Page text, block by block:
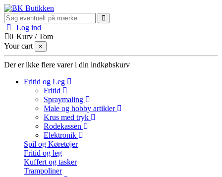
Log ind
0 Kurv /Tom
Your cart
×
Der er ikke flere varer i din indkøbskurv
Fritid og Leg
Fritid
Spraymaling
Male og hobby artikler
Krus med tryk
Rodekassen
Elektronik
Spil og Køretøjer
Fritid og leg
Kuffert og tasker
Trampoliner